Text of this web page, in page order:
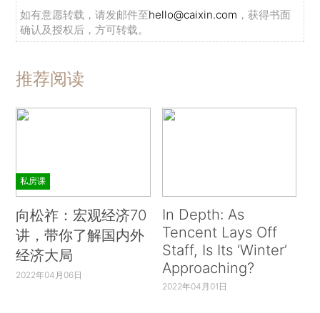
如有意愿转载，请发邮件至hello@caixin.com ，获得书面
确认及授权后，方可转载。
推荐阅读
私房课
向松祚：宏观经济70
讲，带你了解国内外
经济大局
2022年04月06日
In Depth: As
Tencent Lays Off
Staff, Is Its ‘Winter’
Approaching?
2022年04月01日